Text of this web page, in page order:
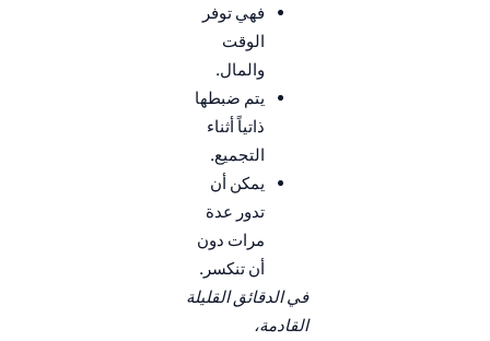
فهي توفر
الوقت
والمال.
يتم ضبطها
ذاتياً أثناء
التجميع.
يمكن أن
تدور عدة
مرات دون
أن تنكسر.
في الدقائق القليلة
القادمة،